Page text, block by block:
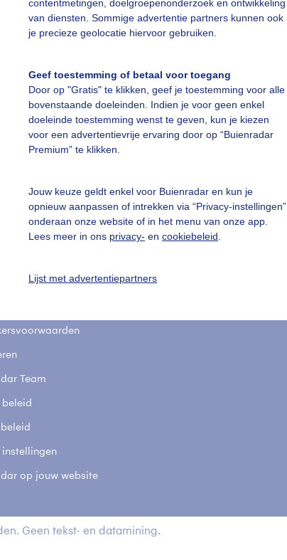
contentmetingen, doelgroepenonderzoek en ontwikkeling
van diensten. Sommige advertentie partners kunnen ook
je precieze geolocatie hiervoor gebruiken.
Geef toestemming of betaal voor toegang
Door op "Gratis" te klikken, geef je toestemming voor alle
bovenstaande doeleinden. Indien je voor geen enkel
doeleinde toestemming wenst te geven, kun je kiezen
voor een advertentievrije ervaring door op “Buienradar
Premium” te klikken.
Jouw keuze geldt enkel voor Buienradar en kun je
opnieuw aanpassen of intrekken via “Privacy-instellingen”
onderaan onze website of in het menu van onze app.
Lees meer in ons privacy- en cookiebeleid
Lijst met advertentiepartners
slideshow
Een
Team
beleid
instellingen
op jouw website
Mijn weer
De Bilt
Geen tekst- en datamining.